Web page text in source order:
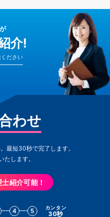
介!
ださい
わせ
最短30秒で完了します。
たします。
紹介可能！
4 5 カンタン
30秒